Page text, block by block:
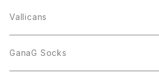
Vallicans
GanaG Socks